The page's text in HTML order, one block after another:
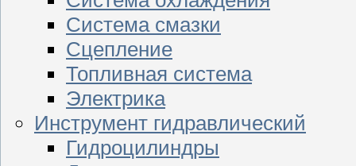
Система смазки
Сцепление
Топливная система
Электрика
Инструмент гидравлический
Гидроцилиндры